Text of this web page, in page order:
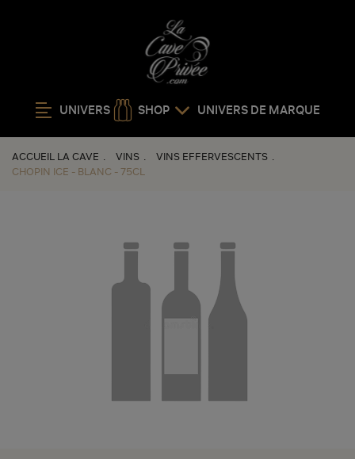
UNIVERS SHOP UNIVERS DE MARQUE
ACCUEIL LA CAVE VINS
VINS EFFERVESCENTS
CHOPIN ICE - BLANC - 75CL